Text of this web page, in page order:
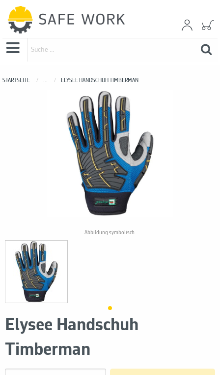
STARTSEITE ... ELYSEE HANDSCHUH TIMBERMAN
Elysee Handschuh
Timberman
Abbildung symbolisch.